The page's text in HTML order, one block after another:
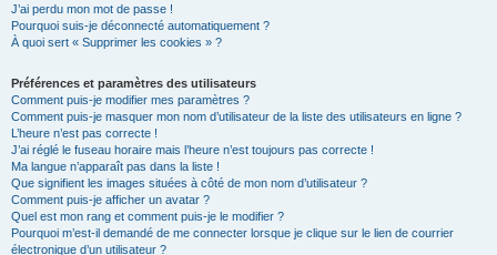
J’ai perdu mon mot de passe !
Pourquoi suis-je déconnecté automatiquement ?
À quoi sert « Supprimer les cookies » ?
Préférences et paramètres des utilisateurs
Comment puis-je modifier mes paramètres ?
Comment puis-je masquer mon nom d’utilisateur de la liste des utilisateurs en ligne ?
L’heure n’est pas correcte !
J’ai réglé le fuseau horaire mais l’heure n’est toujours pas correcte !
Ma langue n’apparaît pas dans la liste !
Que signifient les images situées à côté de mon nom d’utilisateur ?
Comment puis-je afficher un avatar ?
Quel est mon rang et comment puis-je le modifier ?
Pourquoi m’est-il demandé de me connecter lorsque je clique sur le lien de courrier
électronique d’un utilisateur ?